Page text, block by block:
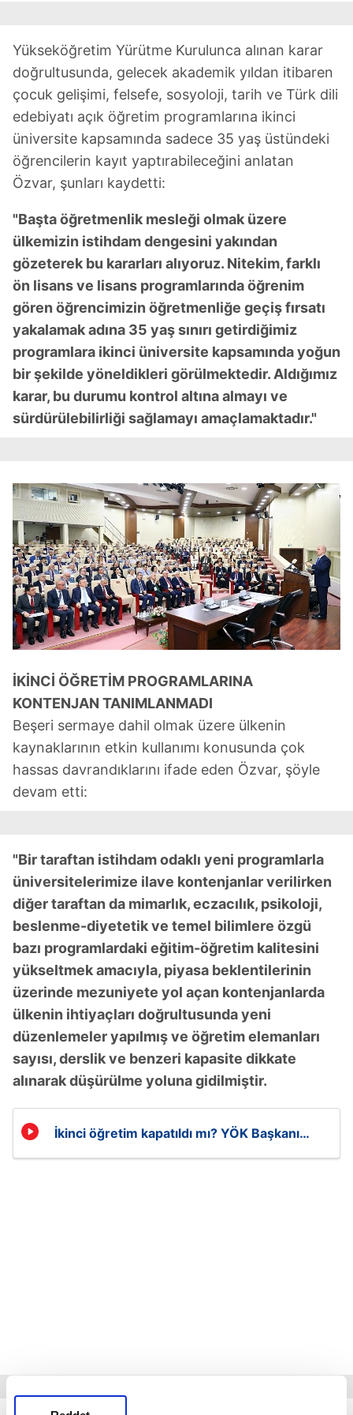
Yükseköğretim Yürütme Kurulunca alınan karar
doğrultusunda, gelecek akademik yıldan itibaren
çocuk gelişimi, felsefe, sosyoloji, tarih ve Türk dili
edebiyatı açık öğretim programlarına ikinci
üniversite kapsamında sadece 35 yaş üstündeki
öğrencilerin kayıt yaptırabileceğini anlatan
Özvar, şunları kaydetti:
"Başta öğretmenlik mesleği olmak üzere
ülkemizin istihdam dengesini yakından
gözeterek bu kararları alıyoruz. Nitekim, farklı
ön lisans ve lisans programlarında öğrenim
gören öğrencimizin öğretmenliğe geçiş fırsatı
yakalamak adına 35 yaş sınırı getirdiğimiz
programlara ikinci üniversite kapsamında yoğun
bir şekilde yöneldikleri görülmektedir. Aldığımız
karar, bu durumu kontrol altına almayı ve
sürdürülebilirliği sağlamayı amaçlamaktadır."
İKİNCİ ÖĞRETİM PROGRAMLARINA
KONTENJAN TANIMLANMADI
Beşeri sermaye dahil olmak üzere ülkenin
kaynaklarının etkin kullanımı konusunda çok
hassas davrandıklarını ifade eden Özvar, şöyle
devam etti:
"Bir taraftan istihdam odaklı yeni programlarla
üniversitelerimize ilave kontenjanlar verilirken
diğer taraftan da mimarlık, eczacılık, psikoloji,
beslenme-diyetetik ve temel bilimlere özgü
bazı programlardaki eğitim-öğretim kalitesini
yükseltmek amacıyla, piyasa beklentilerinin
üzerinde mezuniyete yol açan kontenjanlarda
ülkenin ihtiyaçları doğrultusunda yeni
düzenlemeler yapılmış ve öğretim elemanları
sayısı, derslik ve benzeri kapasite dikkate
alınarak düşürülme yoluna gidilmiştir.
İkinci öğretim kapatıldı mı? YÖK Başkanı